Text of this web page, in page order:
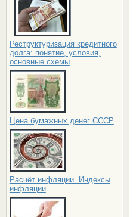
Реструктуризация кредитного
долга: понятие, условия,
основные схемы
Цена бумажных денег СССР
Расчёт инфляции. Индексы
инфляции